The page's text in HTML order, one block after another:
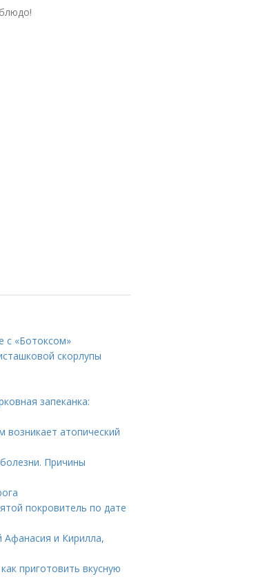
с «Ботоксом»
скорлупы
запеканка:
возникает атопический
Причины
покровитель по дате
Афанасия и Кирилла,
приготовить вкусную